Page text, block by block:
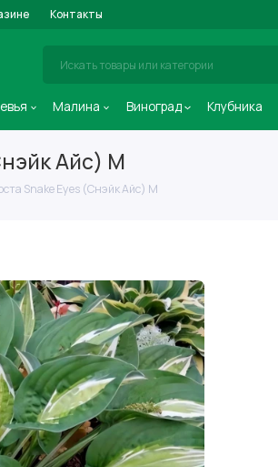
Контакты
Малина Виноград Клубника
Айс) М
Snake Eyes (Снэйк Айс) М